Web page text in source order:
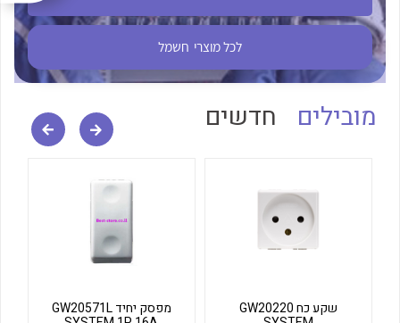
לכל מוצרי היצרן לכל מוצרי היצרן
לכל מוצרי היצרן
לכל מוצרי חשמל
מובילים חדשים
שקע כח GW20220 מפסק יחיד GW20571L